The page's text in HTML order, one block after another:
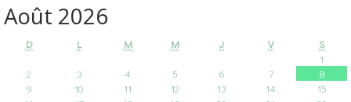
Août 2026
D L M M J V
S
1
2
3 4 5 6 7
8
9
10 11 12 13 14
15